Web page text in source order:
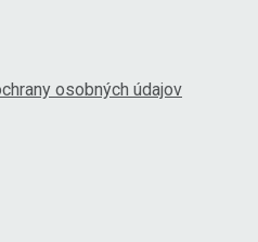
osobných údajov